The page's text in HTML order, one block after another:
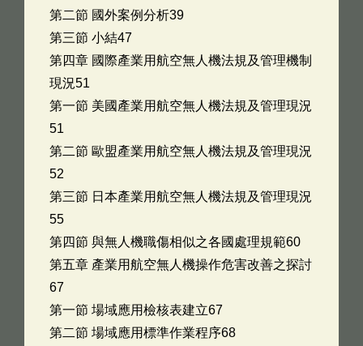
第二節 國外案例分析39
第三節 小結47
第四章 國際產業用航空無人機法規及管理機制
現況51
第一節 美國產業用航空無人機法規及管理現況
51
第二節 歐盟產業用航空無人機法規及管理現況
52
第三節 日本產業用航空無人機法規及管理現況
55
第四節 與無人機職傷相似之各國處理規範60
第五章 產業用航空無人機操作危害改善之探討
67
第一節 場域應用檢核表建立67
第二節 場域應用標準作業程序68